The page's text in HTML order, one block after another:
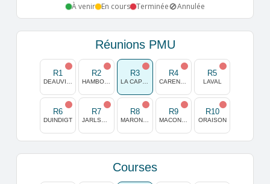
À venir En cours Terminée🚫Annulée
Réunions PMU
R1 R2 R3 R4 R5
LAVAL
R6
DUINDIGT
R7 R8 R9 R10
ORAISON
Courses